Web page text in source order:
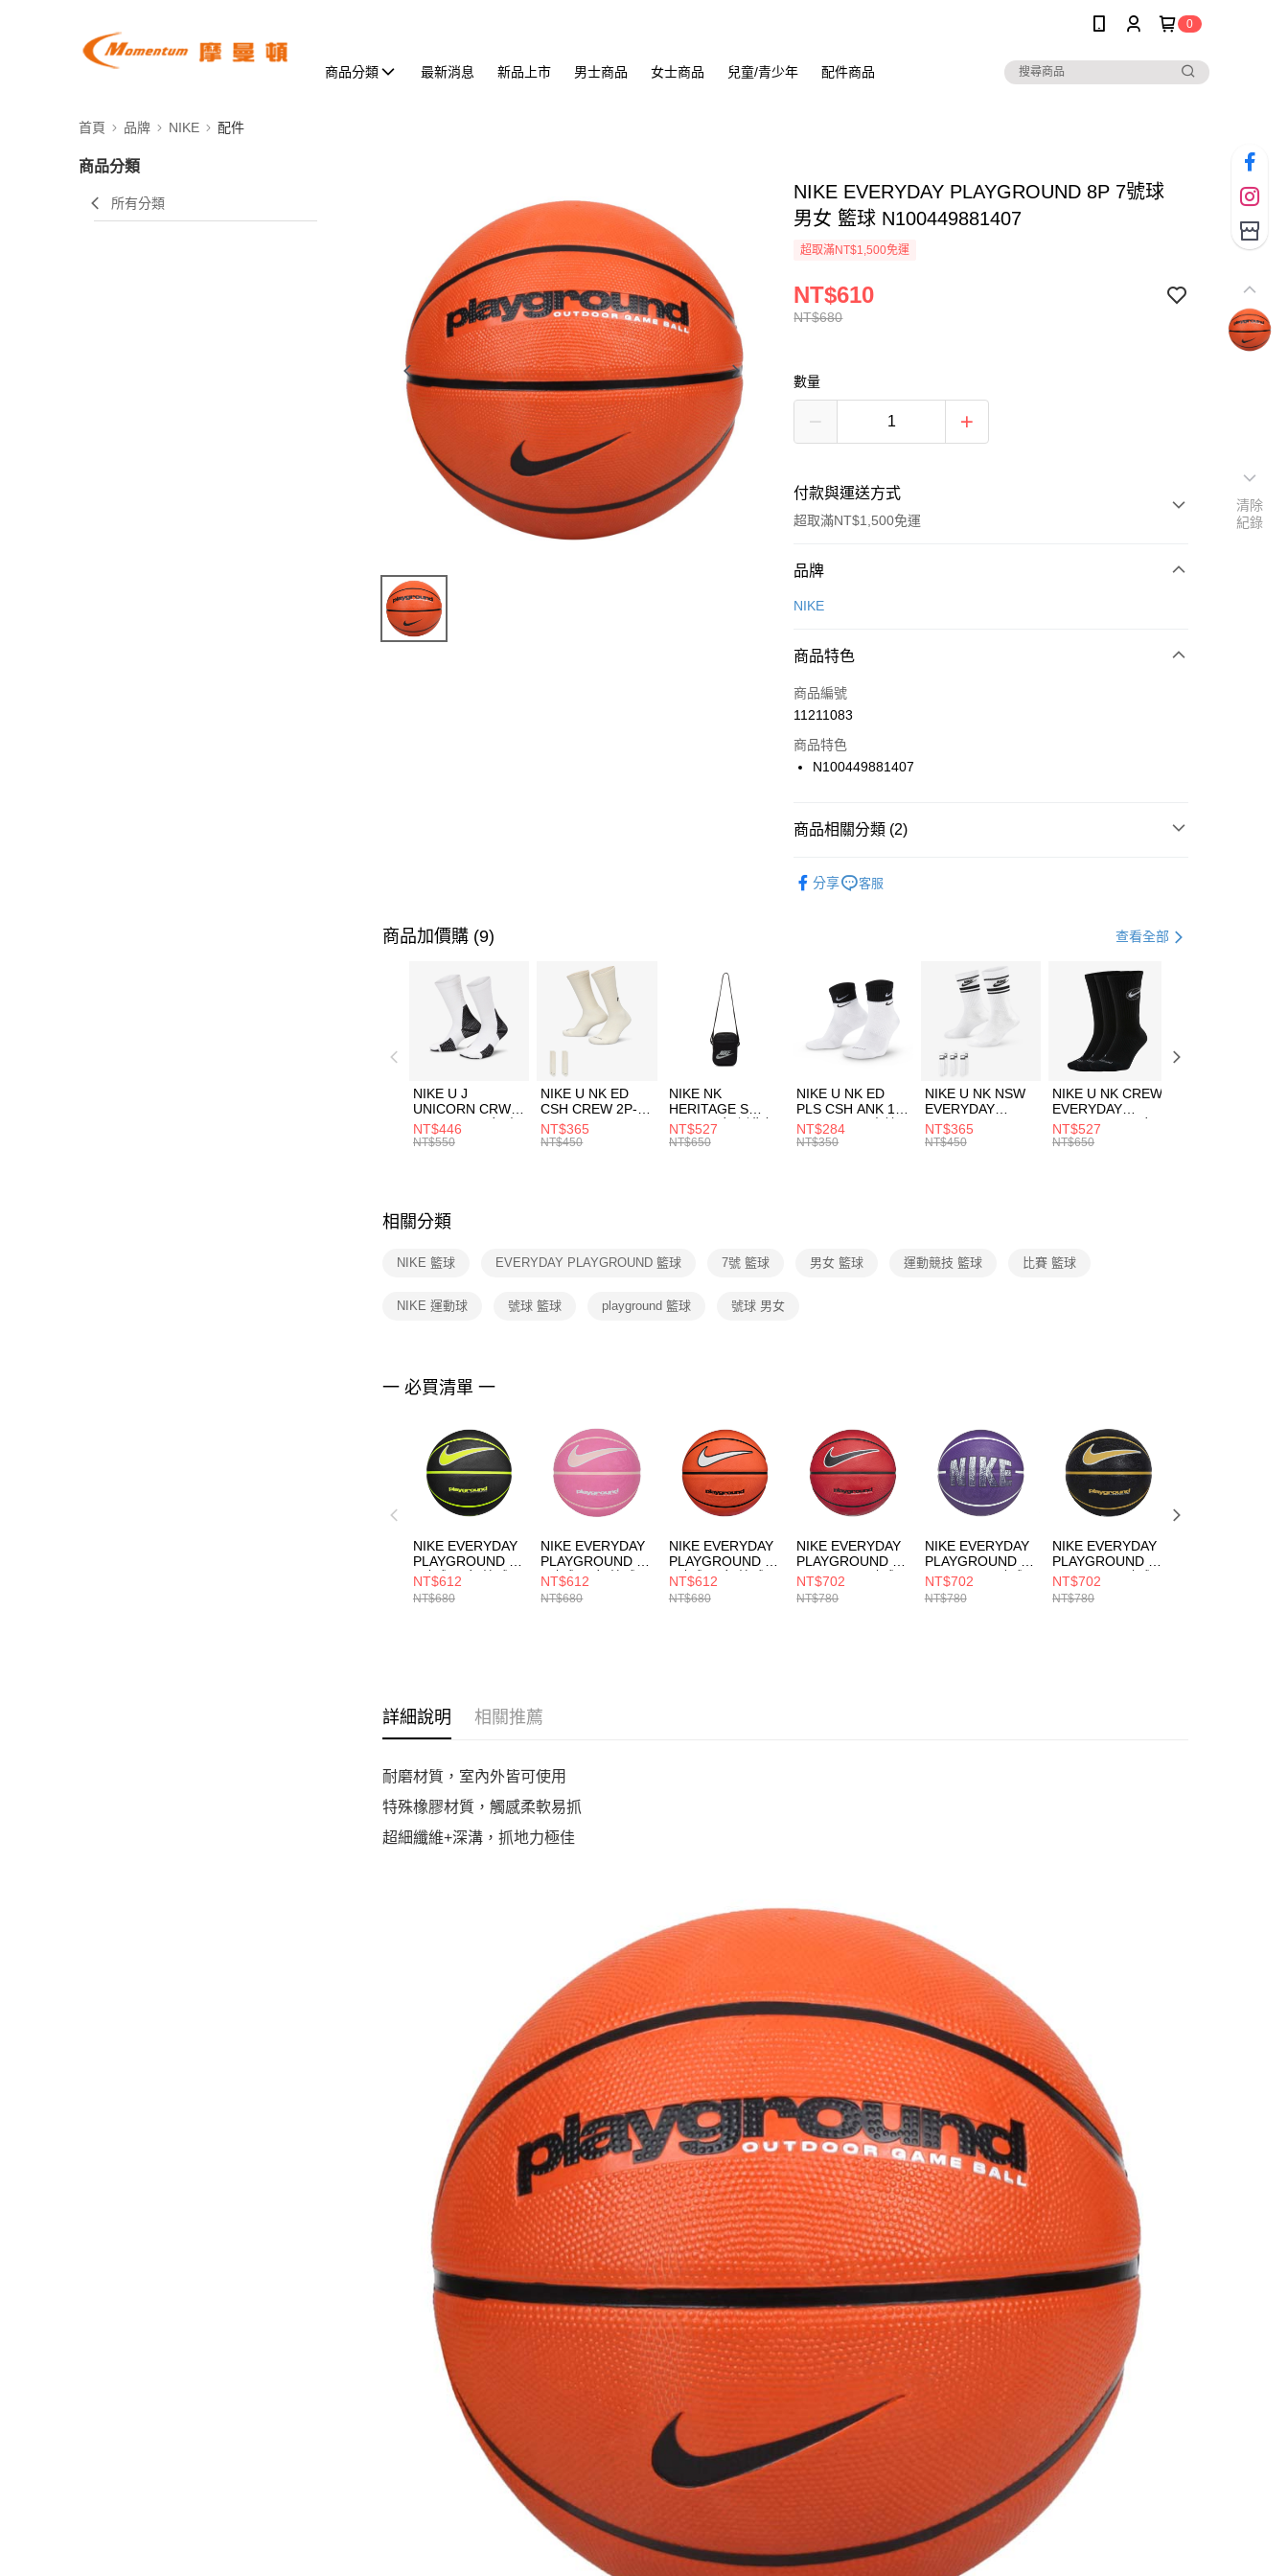
0
商品分類 最新消息 新品上市 男士商品 女士商品 兒童/青少年 配件商品
首頁 品牌 NIKE 配件
商品分類
所有分類
NIKE EVERYDAY PLAYGROUND 8P 7號球
男女 籃球 N100449881407
超取滿NT$1,500免運
NT$680
NT$610
數量
付款與運送方式
超取滿NT$1,500免運
付款方式
信用卡一次付款
合作金庫商業銀行
華南商業銀行
上海商業儲蓄銀行
國泰世華商業銀行
聯邦商業銀行
台新國際商業銀行
LINE Pay
Apple Pay
【關於「AFTEE先享後付」】
３．安心：先確認商品／服務後，再付款。
【「AFTEE先享後付」結帳流程】
１．於結帳方式選擇「AFTEE先享後付」後，將跳轉至「AFTEE先享後
付」結帳頁面，進行簡訊認證並確認金額後，即可完成結帳。
２．訂單成立數日內，您將收到繳費通知簡訊。
３．收到繳費通知簡訊後14天內，點擊此簡訊中的連結，可透過四大超商
／ATM／網路銀行／等多元方式進行付款，方視為交易完成。
※ 請注意：結帳手續完成當下不需立刻繳費，但若您需要取消訂單，請聯
絡購買商品的店家。未經商家同意取消之訂單仍視為有效，需透過AFTEE
先享後付繳納相關費用。
交易，需依本服務之必要範圍內提供個人資料，並將交易相關給付款項請
５．嚴禁一人註冊多個帳號或使用他人資訊註冊。若發現惡意使用之情
形，恩沛科技股份有限公司將有權停止該用戶之使用額度並採取法律行
動。
每筆NT$100，滿NT$1,500(含以上)免運費
每筆NT$100，滿NT$1,500(含以上)免運費
付款後門市自取
每筆NT$100，滿NT$1,500(含以上)免運費
品牌
NIKE
商品特色
商品編號
11211083
商品特色
N100449881407
商品相關分類 (2)
分享 客服
商品加價購 (9) 查看全部
NIKE U J
UNICORN CRW
1PR -160 男女 中
統襪 FZ3393100
NT$446
NT$550
NIKE U NK ED
CSH CREW 2P-
144 EMBRDY 男
女 短統襪
NT$365
NT$450
NIKE NK
HERITAGE S
SMIT 男女 側背包
BA5871010
NT$527
NT$650
NIKE U NK ED
PLS CSH ANK 1P
144 DBL 男 中統
襪 DH4058104
NT$284
NT$350
NIKE U NK NSW
EVERYDAY
ESSENTIAL CR
男女 短統襪
NT$365
NT$450
NIKE U NK CREW
EVERYDAY
BBALL 3PR 男女
長統襪
NT$527
NT$650
相關分類
NIKE 籃球 EVERYDAY PLAYGROUND 籃球 7號 籃球 男女 籃球 運動競技 籃球 比賽 籃球
NIKE 運動球 號球 籃球 playground 籃球 號球 男女
一 必買清單 一
NIKE EVERYDAY
PLAYGROUND 8P
7號球 男女 籃球
N100449804407
NT$612
NT$680
NIKE EVERYDAY
PLAYGROUND 8P
6號球 男女 籃球
N100449862106
NT$612
NT$680
NIKE EVERYDAY
PLAYGROUND 8P
7號球 男女 籃球
N100449881607
NT$612
NT$680
NIKE EVERYDAY
PLAYGROUND 8P
GRAPHIC 7號球
男女 籃球
N100437165107
NT$702
NT$780
NIKE EVERYDAY
PLAYGROUND 8P
GRAPHIC 7號球
男女 籃球
N100437150807
NT$702
NT$780
NIKE EVERYDAY
PLAYGROUND 8P
GRAPHIC 7號球
男女 籃球
N100437101507
NT$702
NT$780
詳細說明 相關推薦
耐磨材質，室內外皆可使用
特殊橡膠材質，觸感柔軟易抓
超細纖維+深溝，抓地力極佳
清除
紀錄